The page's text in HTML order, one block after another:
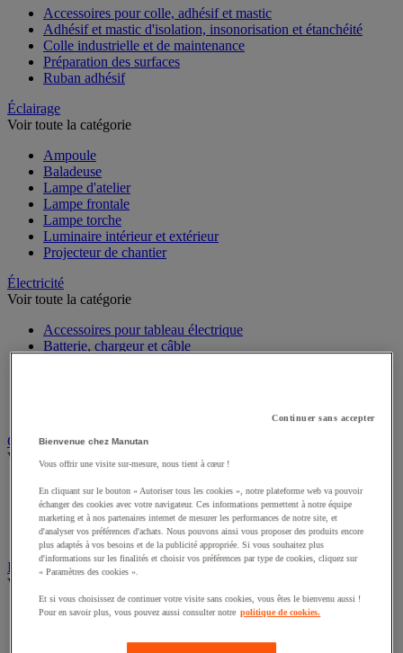
Accessoires pour colle, adhésif et mastic
Adhésif et mastic d'isolation, insonorisation et étanchéité
Colle industrielle et de maintenance
Préparation des surfaces
Ruban adhésif
Éclairage
Voir toute la catégorie
Ampoule
Baladeuse
Lampe d'atelier
Lampe frontale
Lampe torche
Luminaire intérieur et extérieur
Projecteur de chantier
Électricité
Voir toute la catégorie
Accessoires pour tableau électrique
Batterie, chargeur et câble
Graissage et lubrifiant
Voir toute la catégorie
Anti-adhérent
Graisse et huile
Lubrifiant et dégrippant
Outils de graissage
Instrument de mesure
Voir toute la catégorie
Balance industrielle
Continuer sans accepter
Bienvenue chez Manutan
Vous offrir une visite sur-mesure, nous tient à cœur !
En cliquant sur le bouton « Autoriser tous les cookies », notre plateforme web va pouvoir
échanger des cookies avec votre navigateur. Ces informations permettent à notre équipe
marketing et à nos partenaires internet de mesurer les performances de notre site, et
d'analyser vos préférences d'achats. Nous pouvons ainsi vous proposer des produits encore
plus adaptés à vos besoins et de la publicité appropriée. Si vous souhaitez plus
d'informations sur les finalités et choisir vos préférences par type de cookies, cliquez sur
« Paramètres des cookies ».
Et si vous choisissez de continuer votre visite sans cookies, vous êtes le bienvenu aussi !
Pour en savoir plus, vous pouvez aussi consulter notre politique de cookies.